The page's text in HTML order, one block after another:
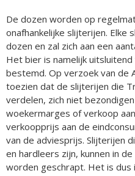
De dozen worden op
onafhankelijke slijterijen. Elke
dozen en zal zich aan een
Het bier is namelijk
bestemd. Op verzoek van de
toezien dat de slijterijen die
verdelen, zich niet
woekermarges of verkoop
verkoopprijs aan de
van de adviesprijs. Slijterijen
en hardleers zijn, kunnen in
worden geschrapt. Het is dus